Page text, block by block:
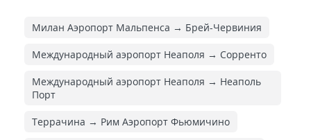
Милан Аэропорт Мальпенса → Брей-Червиния
Международный аэропорт Неаполя → Сорренто
Международный аэропорт Неаполя → Неаполь
Порт
Террачина → Рим Аэропорт Фьюмичино